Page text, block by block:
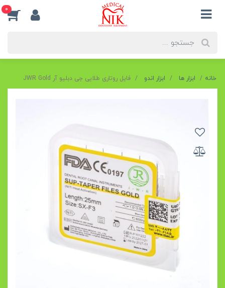
0
خانه ابزار ها ابزار اندو فایل روتاری طلایی جی دبلیو آر JWR Gold